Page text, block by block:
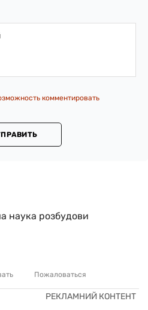
комментировать
наука розбудови
Пожаловаться